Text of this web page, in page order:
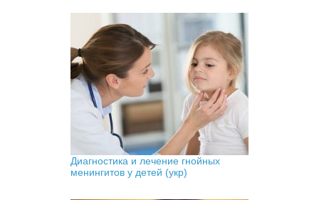
Диагностика и лечение гнойных
менингитов у детей (укр)